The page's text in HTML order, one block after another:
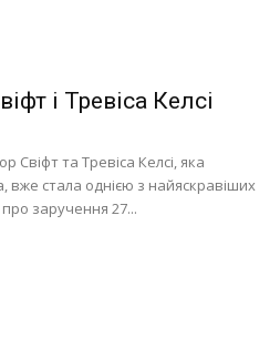
і Тревіса Келсі
та Тревіса Келсі, яка
вже стала однією з найяскравіших
заручення 27...